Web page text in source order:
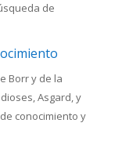
de
Borr y de la
Asgard, y
conocimiento y